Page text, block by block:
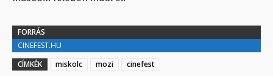
FORRÁS
CINEFEST.HU
CÍMKÉK
miskolc mozi cinefest